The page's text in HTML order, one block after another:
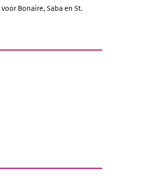
Bonaire, Saba en St.